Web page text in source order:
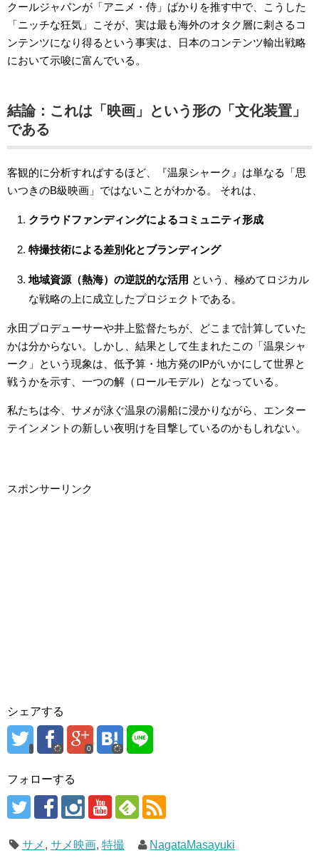
クールジャパンが「アニメ・侍」ばかりを推す中で、こうした
「ニッチな狂気」こそが、実は最も海外のオタク層に刺さるコ
ンテンツになり得るという事実は、日本のコンテンツ輸出戦略
において示唆に富んでいる。
結論：これは「映画」という形の「文化装置」
である
客観的に分析すればするほど、『温泉シャーク』は単なる「思
いつきのB級映画」ではないことがわかる。 それは、
クラウドファンディングによるコミュニティ形成
特撮技術による差別化とブランディング
地域資源（熱海）の逆説的な活用 という、極めてロジカル
な戦略の上に成立したプロジェクトである。
永田プロデューサーや井上監督たちが、どこまで計算していた
かは分からない。しかし、結果として生まれたこの「温泉シャ
ーク」という現象は、低予算・地方発のIPがいかにして世界と
戦うかを示す、一つの解（ロールモデル）となっている。
私たちは今、サメが泳ぐ温泉の湯船に浸かりながら、エンター
テインメントの新しい夜明けを目撃しているのかもしれない。
スポンサーリンク
シェアする
0
フォローする
サメ , サメ映画, 特撮 NagataMasayuki